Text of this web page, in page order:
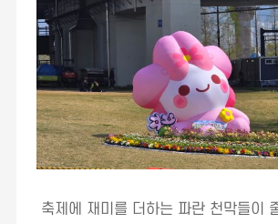
축제에 재미를 더하는 파란 천막들이